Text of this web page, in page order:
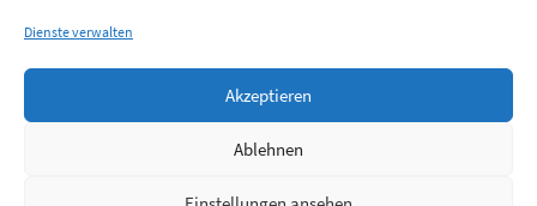
Dienste verwalten
Akzeptieren
Ablehnen